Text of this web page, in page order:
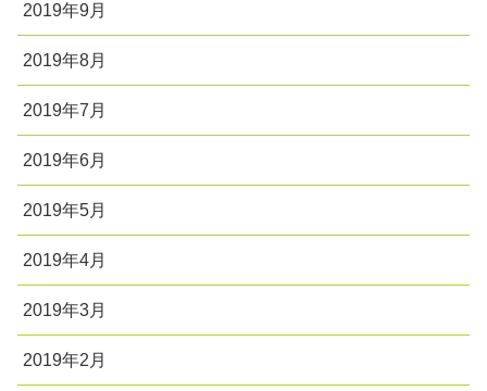
2019年9月
2019年8月
2019年7月
2019年6月
2019年5月
2019年4月
2019年3月
2019年2月